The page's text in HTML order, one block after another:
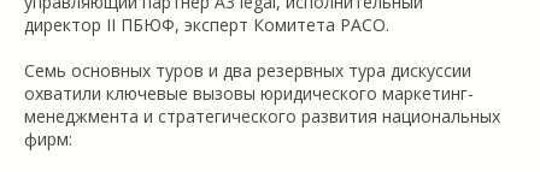
директор II ПБЮФ, эксперт Комитета РАСО.
Семь основных туров и два резервных тура дискуссии
охватили ключевые вызовы юридического маркетинг-
менеджмента и стратегического развития национальных
фирм: